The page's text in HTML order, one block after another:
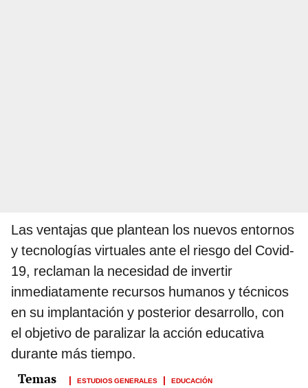
Las ventajas que plantean los nuevos entornos
y tecnologías virtuales ante el riesgo del Covid-
19, reclaman la necesidad de invertir
inmediatamente recursos humanos y técnicos
en su implantación y posterior desarrollo, con
el objetivo de paralizar la acción educativa
durante más tiempo.
ESTUDIOS GENERALES EDUCACIÓN